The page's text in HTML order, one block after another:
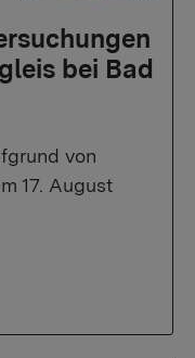
bei Bad
von
17. August